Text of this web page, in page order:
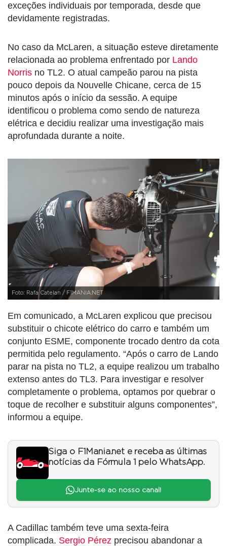
exceções individuais por temporada, desde que
devidamente registradas.
No caso da McLaren, a situação esteve diretamente
relacionada ao problema enfrentado por Lando
Norris no TL2. O atual campeão parou na pista
pouco depois da Nouvelle Chicane, cerca de 15
minutos após o início da sessão. A equipe
identificou o problema como sendo de natureza
elétrica e decidiu realizar uma investigação mais
aprofundada durante a noite.
Foto: Rafa Catelan / F1MANIA.NET
Em comunicado, a McLaren explicou que precisou
substituir o chicote elétrico do carro e também um
conjunto ESME, componente trocado dentro da cota
permitida pelo regulamento. “Após o carro de Lando
parar na pista no TL2, a equipe realizou um trabalho
extenso antes do TL3. Para investigar e resolver
completamente o problema, optamos por quebrar o
toque de recolher e substituir alguns componentes”,
informou a equipe.
Siga o F1Mania.net e receba as últimas
notícias da Fórmula 1 pelo WhatsApp.
Junte-se ao nosso canal!
A Cadillac também teve uma sexta-feira
complicada. Sergio Pérez precisou abandonar a